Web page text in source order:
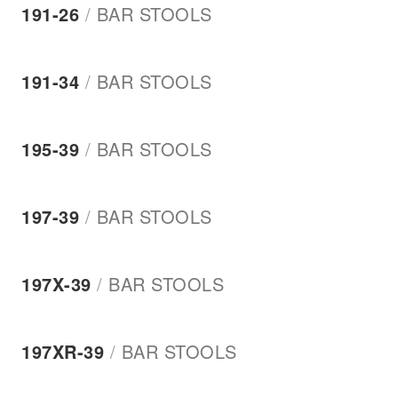
191-26 / BAR STOOLS
191-34 / BAR STOOLS
195-39 / BAR STOOLS
197-39 / BAR STOOLS
197Χ-39 / BAR STOOLS
197XR-39 / BAR STOOLS